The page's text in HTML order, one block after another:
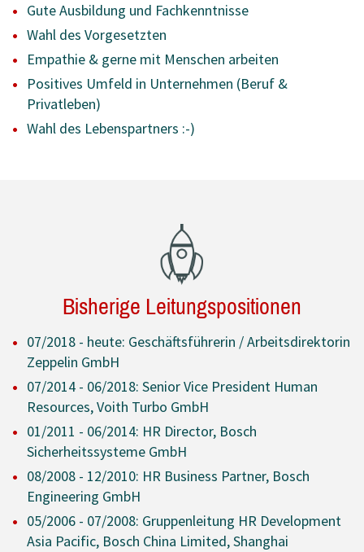
Gute Ausbildung und Fachkenntnisse
Wahl des Vorgesetzten
Empathie & gerne mit Menschen arbeiten
Positives Umfeld in Unternehmen (Beruf &
Privatleben)
Wahl des Lebenspartners :-)
Bisherige Leitungspositionen
07/2018 - heute: Geschäftsführerin / Arbeitsdirektorin
Zeppelin GmbH
07/2014 - 06/2018: Senior Vice President Human
Resources, Voith Turbo GmbH
01/2011 - 06/2014: HR Director, Bosch
Sicherheitssysteme GmbH
08/2008 - 12/2010: HR Business Partner, Bosch
Engineering GmbH
05/2006 - 07/2008: Gruppenleitung HR Development
Asia Pacific, Bosch China Limited, Shanghai